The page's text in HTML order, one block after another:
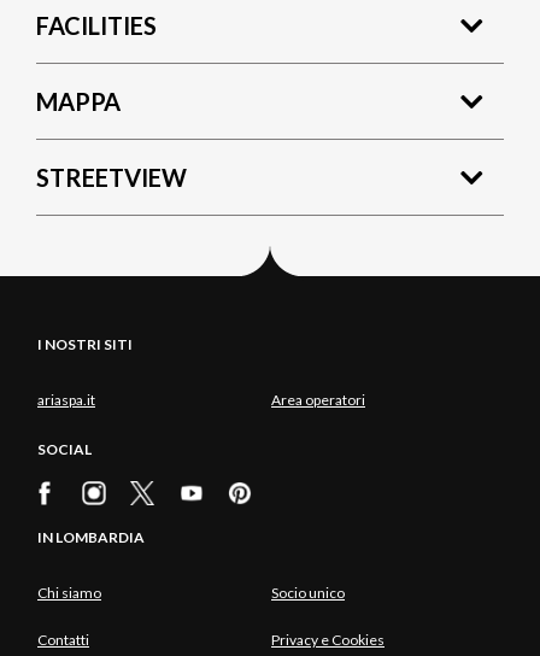
FACILITIES
MAPPA
STREETVIEW
I NOSTRI SITI
ariaspa.it Area operatori
SOCIAL
IN LOMBARDIA
Chi siamo Socio unico
Contatti Privacy e Cookies